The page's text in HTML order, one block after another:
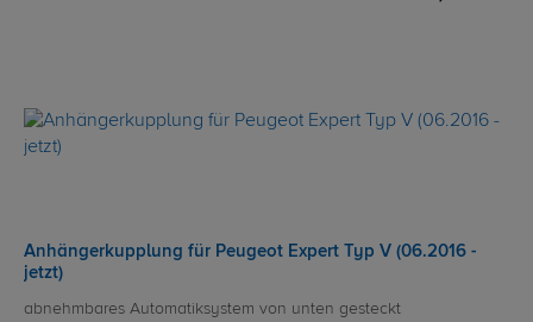
Anhängerkupplung für Peugeot Expert Typ V (06.2016 -
jetzt)
abnehmbares Automatiksystem von unten gesteckt